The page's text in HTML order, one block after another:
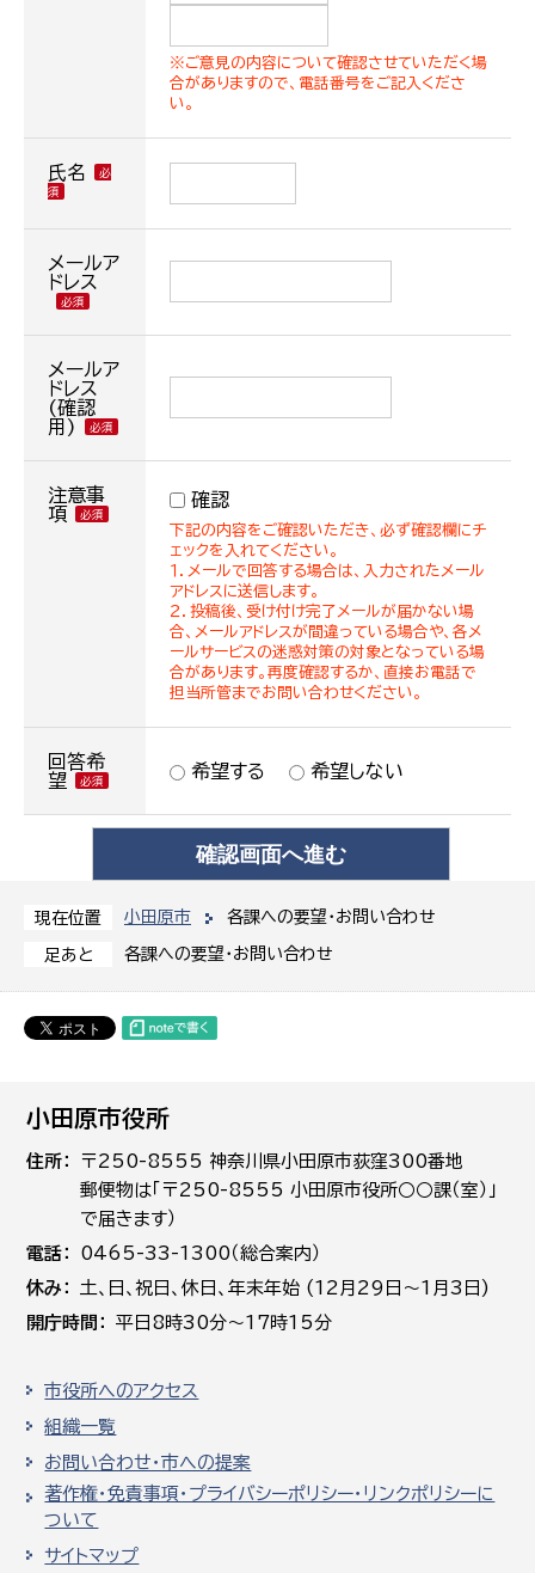
現在位置 小田原市 各課への要望・お問い合わせ
足あと 各課への要望・お問い合わせ
※ご意見の内容について確認させていただく場
合がありますので、電話番号をご記入くださ
い。
氏名
メールア
ドレス
メールア
ドレス
(確認
用)
注意事
項
確認
下記の内容をご確認いただき、必ず確認欄にチ
ェックを入れてください。
１．メールで回答する場合は、入力されたメール
アドレスに送信します。
２．投稿後、受け付け完了メールが届かない場
合、メールアドレスが間違っている場合や、各メ
ールサービスの迷惑対策の対象となっている場
合があります。再度確認するか、直接お電話で
担当所管までお問い合わせください。
回答希
望
希望する 希望しない
小田原市役所
住所
〒250-8555 神奈川県小田原市荻窪300番地
郵便物は「〒250-8555 小田原市役所○○課（室）」
で届きます）
電話
0465-33-1300（総合案内）
休み
土､日､祝日、休日、年末年始 (12月29日～1月3日)
開庁時間
平日8時30分～17時15分
市役所へのアクセス
組織一覧
お問い合わせ・市への提案
著作権・免責事項・プライバシーポリシー・リンクポリシーに
ついて
サイトマップ